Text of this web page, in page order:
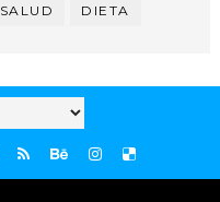
SALUD DIETA